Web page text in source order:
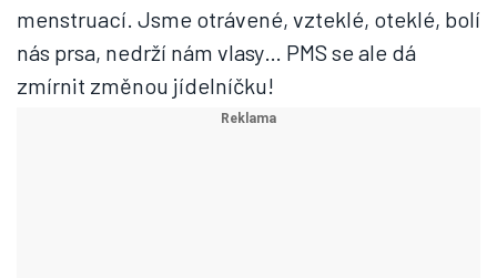
menstruací. Jsme otrávené, vzteklé, oteklé, bolí
nás prsa, nedrží nám vlasy… PMS se ale dá
zmírnit změnou jídelníčku!